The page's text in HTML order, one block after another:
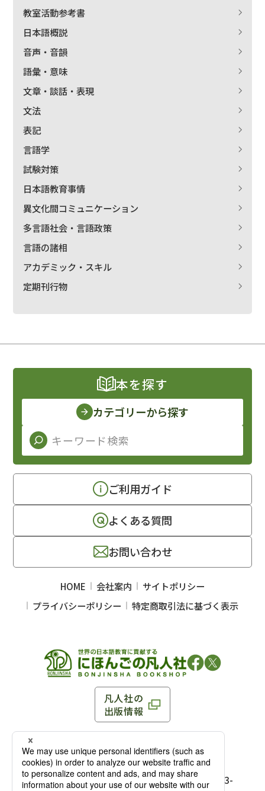
教室活動参考書
日本語概説
音声・音韻
語彙・意味
文章・談話・表現
文法
表記
言語学
試験対策
日本語教育事情
異文化間コミュニケーション
多言語社会・言語政策
言語の諸相
アカデミック・スキル
定期刊行物
凡人社の
出版情報
〒102-0093 東京都千代田区平河町 1-3-13 8F
TEL：03-3263-3959／FAX：03-3263-3116
〒102-0093 東京都千代田区平河町1-3-
本を探す
カテゴリーから探す
ご利用ガイド
よくある質問
お問い合わせ
HOME 会社案内
サイトポリシー
プライバシーポリシー
特定商取引法に基づく表示